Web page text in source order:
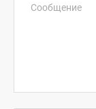
Сообщение